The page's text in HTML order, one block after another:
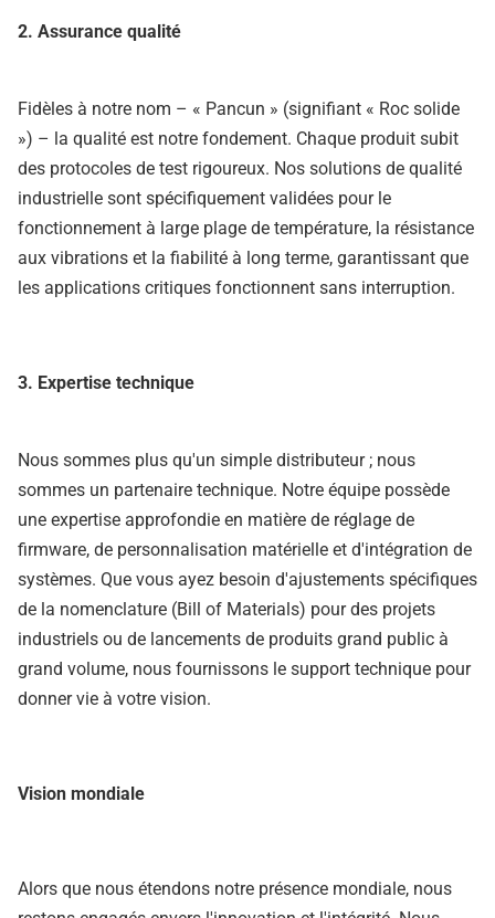
2. Assurance qualité
Fidèles à notre nom – « Pancun » (signifiant « Roc solide
») – la qualité est notre fondement. Chaque produit subit
des protocoles de test rigoureux. Nos solutions de qualité
industrielle sont spécifiquement validées pour le
fonctionnement à large plage de température, la résistance
aux vibrations et la fiabilité à long terme, garantissant que
les applications critiques fonctionnent sans interruption.
3. Expertise technique
Nous sommes plus qu'un simple distributeur ; nous
sommes un partenaire technique. Notre équipe possède
une expertise approfondie en matière de réglage de
firmware, de personnalisation matérielle et d'intégration de
systèmes. Que vous ayez besoin d'ajustements spécifiques
de la nomenclature (Bill of Materials) pour des projets
industriels ou de lancements de produits grand public à
grand volume, nous fournissons le support technique pour
donner vie à votre vision.
Vision mondiale
Alors que nous étendons notre présence mondiale, nous